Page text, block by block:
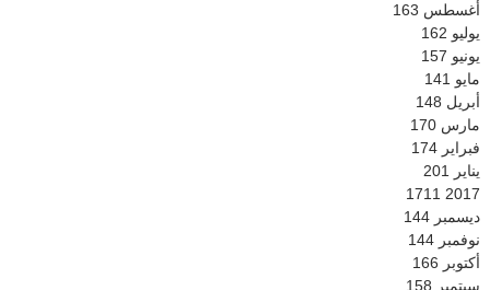
أغسطس 163
يوليو 162
يونيو 157
مايو 141
أبريل 148
مارس 170
فبراير 174
يناير 201
2017
1711
ديسمبر 144
نوفمبر 144
أكتوبر 166
سبتمبر 158